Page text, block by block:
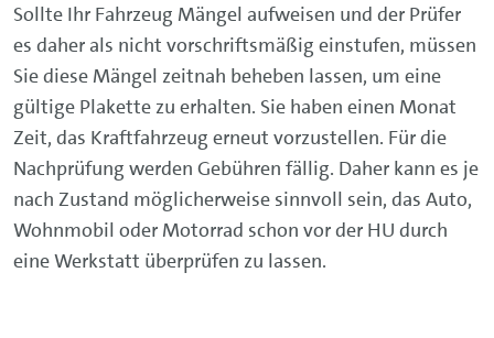
Sollte Ihr Fahrzeug Mängel aufweisen und der Prüfer
es daher als nicht vorschriftsmäßig einstufen, müssen
Sie diese Mängel zeitnah beheben lassen, um eine
gültige Plakette zu erhalten. Sie haben einen Monat
Zeit, das Kraftfahrzeug erneut vorzustellen. Für die
Nachprüfung werden Gebühren fällig. Daher kann es je
nach Zustand möglicherweise sinnvoll sein, das Auto,
Wohnmobil oder Motorrad schon vor der HU durch
eine Werkstatt überprüfen zu lassen.